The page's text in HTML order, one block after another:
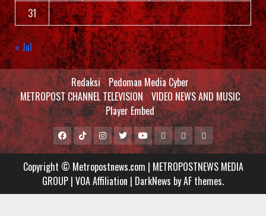
31
« Jul
Redaksi Pedoman Media Cyber
METROPOST CHANNEL TELEVISION VIDEO NEWS AND MUSIC
Player Embed
Facebook
Tiktok
Metropostnews
Media
Group
Instagram
TwitterYoutubeMCTVVIDEO
NEWS
AND
MUSIC
Player
Embed
Copyright © Metropostnews.com | METROPOSTNEWS MEDIA
GROUP | VOA Affiliation | DarkNews by AF themes.